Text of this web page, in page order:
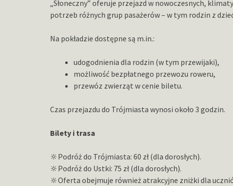
„Słoneczny” oferuje przejazd w nowoczesnych,
potrzeb różnych grup pasażerów – w tym rodzin z
Na pokładzie dostępne są m.in.:
udogodnienia dla rodzin (w tym przewijaki),
możliwość bezpłatnego przewozu roweru,
przewóz zwierząt w cenie biletu.
Czas przejazdu do Trójmiasta wynosi około 3 godzin.
Bilety i trasa
🔆 Podróż do Trójmiasta: 60 zł (dla dorosłych).
🔆Podróż do Ustki: 75 zł (dla dorosłych).
🔆Oferta obejmuje również atrakcyjne zniżki dla